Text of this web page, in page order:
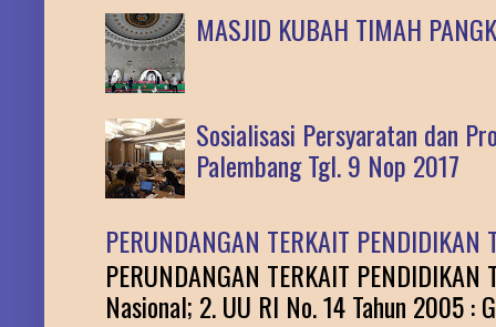
MASJID KUBAH TIMAH
Sosialisasi Persyaratan dan
Palembang Tgl. 9 Nop 2017
PERUNDANGAN TERKAIT PENDIDIKAN
PERUNDANGAN TERKAIT
Nasional; 2. UU RI No. 14 Tahun 2005 :